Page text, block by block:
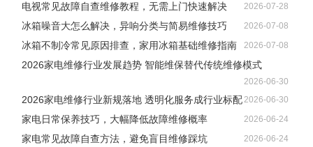
电视常见故障自查维修教程，无需上门快速解决 2026-07-28
冰箱噪音大怎么解决，异响分类与简易维修技巧 2026-07-08
冰箱不制冷常见原因排查，家用冰箱基础维修指南 2026-07-08
2026家电维修行业发展趋势 智能维保替代传统维修模式
2026-06-30
2026家电维修行业新规落地 透明化服务成行业标配2026-06-30
家电日常保养技巧，大幅降低故障维修概率 2026-06-24
家电常见故障自查方法，避免盲目维修踩坑 2026-06-24